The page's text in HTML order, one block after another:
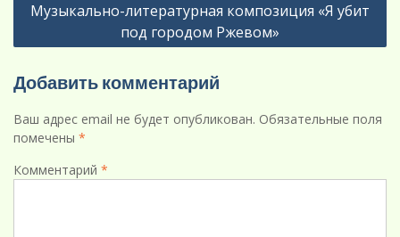
записям
Музыкально-литературная композиция «Я убит
под городом Ржевом»
Добавить комментарий
Ваш адрес email не будет опубликован. Обязательные поля
помечены *
Комментарий *